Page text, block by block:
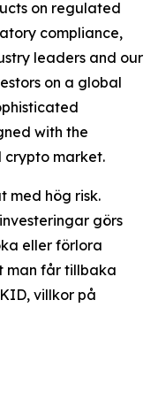
on regulated
compliance,
leaders and our
on a global
with the
crypto market.
med hög risk.
görs
eller förlora
man får tillbaka
villkor på